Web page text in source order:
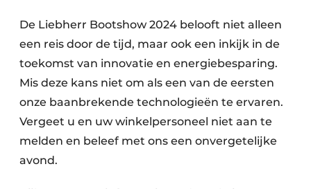
De Liebherr Bootshow 2024 belooft niet alleen
een reis door de tijd, maar ook een inkijk in de
toekomst van innovatie en energiebesparing.
Mis deze kans niet om als een van de eersten
onze baanbrekende technologieën te ervaren.
Vergeet u en uw winkelpersoneel niet aan te
melden en beleef met ons een onvergetelijke
avond.